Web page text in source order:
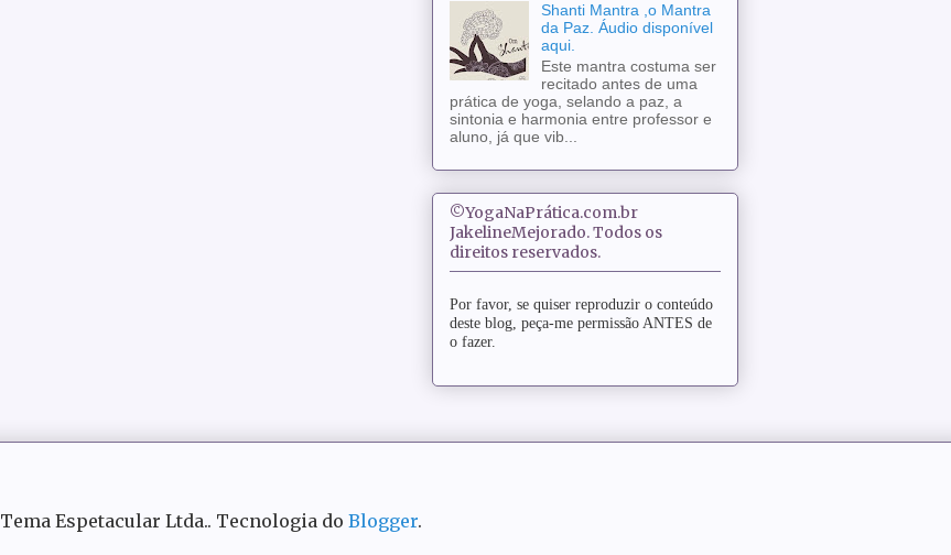
Shanti Mantra ,o Mantra
da Paz. Áudio disponível
aqui.
Este mantra costuma ser
recitado antes de uma
prática de yoga, selando a paz, a
sintonia e harmonia entre professor e
aluno, já que vib...
©YogaNaPrática.com.br
JakelineMejorado. Todos os
direitos reservados.
Por favor, se quiser reproduzir o conteúdo
deste blog, peça-me permissão ANTES de
o fazer.
Tema Espetacular Ltda.. Tecnologia do Blogger.